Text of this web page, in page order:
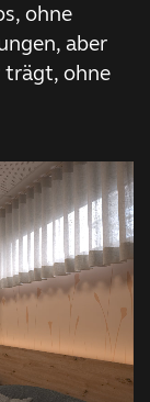
ohne
aber
trägt, ohne